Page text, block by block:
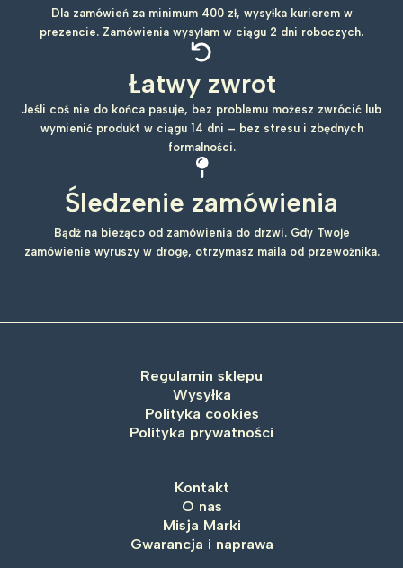
Dla zamówień za minimum 400 zł, wysyłka kurierem w
prezencie. Zamówienia wysyłam w ciągu 2 dni roboczych.
Łatwy zwrot
Jeśli coś nie do końca pasuje, bez problemu możesz zwrócić lub
wymienić produkt w ciągu 14 dni – bez stresu i zbędnych
formalności.
Śledzenie zamówienia
Bądź na bieżąco od zamówienia do drzwi. Gdy Twoje
zamówienie wyruszy w drogę, otrzymasz maila od przewoźnika.
Regulamin sklepu
Wysyłka
Polityka cookies
Polityka prywatności
Kontakt
O nas
Misja Marki
Gwarancja i naprawa